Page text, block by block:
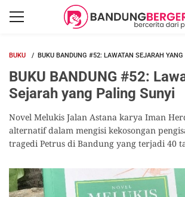
BUKU BUKU BANDUNG #52: LAWATAN SEJARAH
BUKU BANDUNG #52:
Sejarah yang Paling Sunyi
Novel Melukis Jalan Astana karya Iman
alternatif dalam mengisi kekosongan
tragedi Petrus di Bandung yang terjadi 40